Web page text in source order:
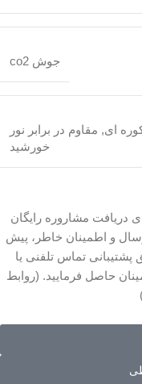
جوش co2
ای, مقاوم در برابر نور
خورشید
مشاروره رایگان
و اطمینان خاطر، پیش
پشتیبانی تماس تلفنی یا
حاصل فرمایید. (روابط